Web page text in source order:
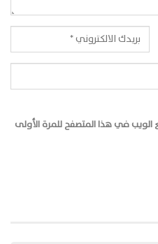
في هذا المتصفح للمرة الأولى